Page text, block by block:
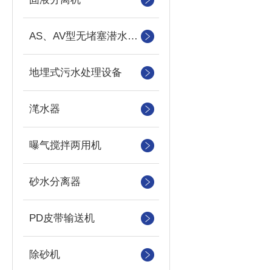
AS、AV型无堵塞潜水吸砂泵
地埋式污水处理设备
滗水器
曝气搅拌两用机
砂水分离器
PD皮带输送机
除砂机